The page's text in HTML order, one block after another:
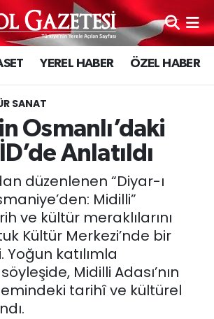
YEREL HABER ÖZEL HABER
SANAT
Osmanlı’daki
Anlatıldı
düzenlenen “Diyar-ı
Midilli”
ve kültür meraklılarını
Kültür Merkezi’nde bir
katılımla
Midilli Adası’nın
tarihî ve kültürel
Durumu ve Fikstür
Haberleri